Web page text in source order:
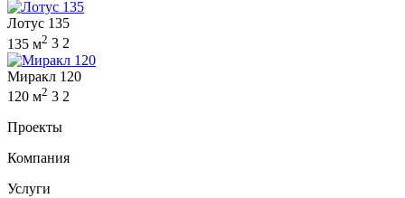
Лотус 135
135 м2 3 2
Миракл 120
120 м2 3 2
Проекты
Компания
Услуги